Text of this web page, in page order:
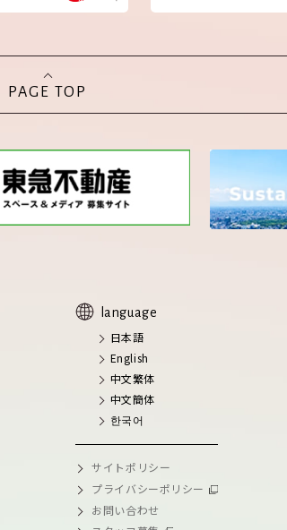
PAGE TOP
language
日本語
English
中文繁体
中文簡体
한국어
サイトポリシー
プライバシーポリシー
お問い合わせ